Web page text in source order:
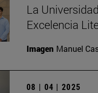
La
Excelencia
Imagen Manuel
08 | 04 | 2025